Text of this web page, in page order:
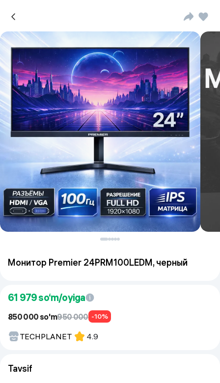
Монитор Premier 24PRM100LEDM, черный
61 979so‘m/oyiga
850 000 so'm950 000 -10%
TECHPLANET 4.9
Tavsif